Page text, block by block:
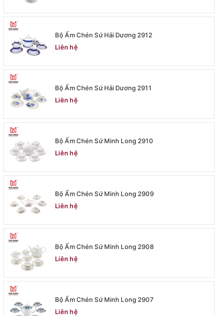
Bộ Ấm Chén Sứ Hải Dương 2912
Liên hệ
Bộ Ấm Chén Sứ Hải Dương 2911
Liên hệ
Bộ Ấm Chén Sứ Minh Long 2910
Liên hệ
Bộ Ấm Chén Sứ Minh Long 2909
Liên hệ
Bộ Ấm Chén Sứ Minh Long 2908
Liên hệ
Bộ Ấm Chén Sứ Minh Long 2907
Liên hệ